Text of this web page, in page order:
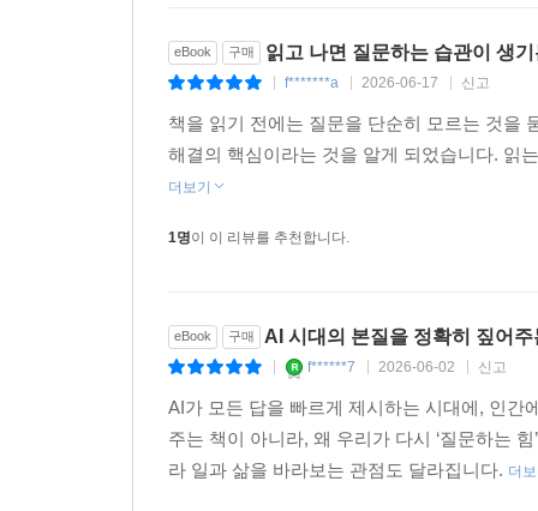
eBook 구매 읽고 나면 질문하는 습관이 생
f*******a 2026-06-17 신고
책을 읽기 전에는 질문을 단순히 모르는 것을
해결의 핵심이라는 것을 알게 되었습니다. 읽
더보기
1명이 이 리뷰를 추천합니다.
eBook 구매 AI 시대의 본질을 정확히 짚어주
f******7 2026-06-02 신고
AI가 모든 답을 빠르게 제시하는 시대에, 인간
주는 책이 아니라, 왜 우리가 다시 ‘질문하는
라 일과 삶을 바라보는 관점도 달라집니다. 더